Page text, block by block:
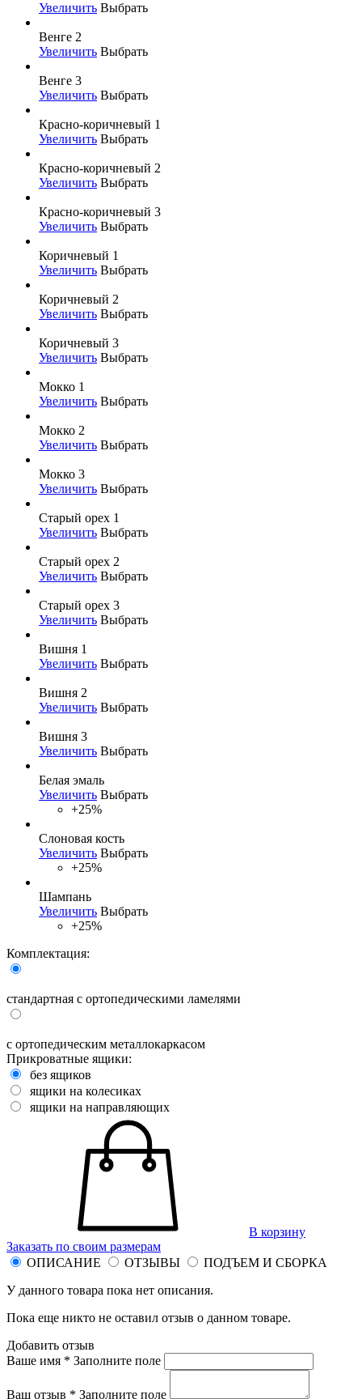
Увеличить Выбрать
Венге 2
Увеличить Выбрать
Венге 3
Увеличить Выбрать
Красно-коричневый 1
Увеличить Выбрать
Красно-коричневый 2
Увеличить Выбрать
Красно-коричневый 3
Увеличить Выбрать
Коричневый 1
Увеличить Выбрать
Коричневый 2
Увеличить Выбрать
Коричневый 3
Увеличить Выбрать
Мокко 1
Увеличить Выбрать
Мокко 2
Увеличить Выбрать
Мокко 3
Увеличить Выбрать
Старый орех 1
Увеличить Выбрать
Старый орех 2
Увеличить Выбрать
Старый орех 3
Увеличить Выбрать
Вишня 1
Увеличить Выбрать
Вишня 2
Увеличить Выбрать
Вишня 3
Увеличить Выбрать
Белая эмаль
Увеличить Выбрать
+25%
Слоновая кость
Увеличить Выбрать
+25%
Шампань
Увеличить Выбрать
+25%
Комплектация:
стандартная с ортопедическими ламелями
с ортопедическим металлокаркасом
Прикроватные ящики:
без ящиков
ящики на колесиках
ящики на направляющих
В корзину
Заказать по своим размерам
ОПИСАНИЕ
ОТЗЫВЫ
ПОДЪЕМ И СБОРКА
У данного товара пока нет описания.
Пока еще никто не оставил отзыв о данном товаре.
Добавить отзыв
Ваше имя * Заполните поле
Ваш отзыв * Заполните поле